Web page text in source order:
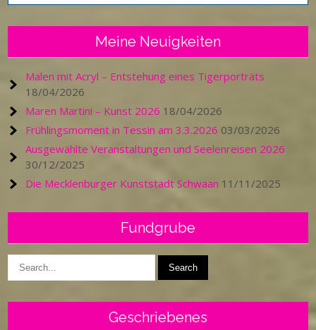
Meine Neuigkeiten
Malen mit Acryl – Entstehung eines Tigerporträts
18/04/2026
Maren Martini – Kunst 2026 18/04/2026
Frühlingsmoment in Tessin am 3.3.2026 03/03/2026
Ausgewählte Veranstaltungen und Seelenreisen 2026
30/12/2025
Die Mecklenburger Kunststadt Schwaan 11/11/2025
Fundgrube
Geschriebenes